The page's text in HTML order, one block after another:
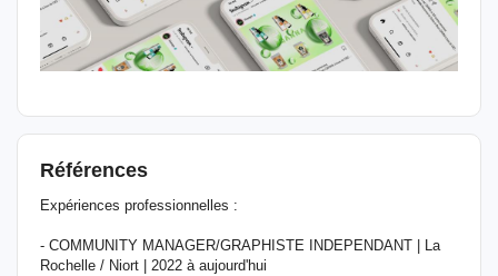
Références
Expériences professionnelles :
- COMMUNITY MANAGER/GRAPHISTE INDEPENDANT | La
Rochelle / Niort | 2022 à aujourd'hui